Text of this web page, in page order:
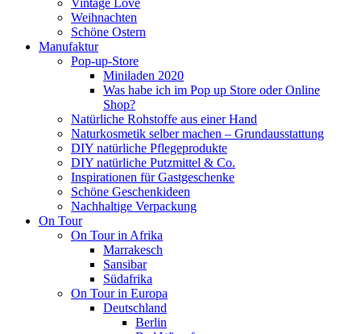
Vintage Love
Weihnachten
Schöne Ostern
Manufaktur
Pop-up-Store
Miniladen 2020
Was habe ich im Pop up Store oder Online
Shop?
Natürliche Rohstoffe aus einer Hand
Naturkosmetik selber machen – Grundausstattung
DIY natürliche Pflegeprodukte
DIY natürliche Putzmittel & Co.
Inspirationen für Gastgeschenke
Schöne Geschenkideen
Nachhaltige Verpackung
On Tour
On Tour in Afrika
Marrakesch
Sansibar
Südafrika
On Tour in Europa
Deutschland
Berlin